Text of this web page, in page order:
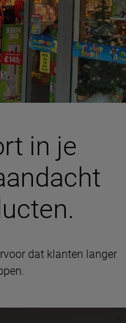
in je
dat klanten langer